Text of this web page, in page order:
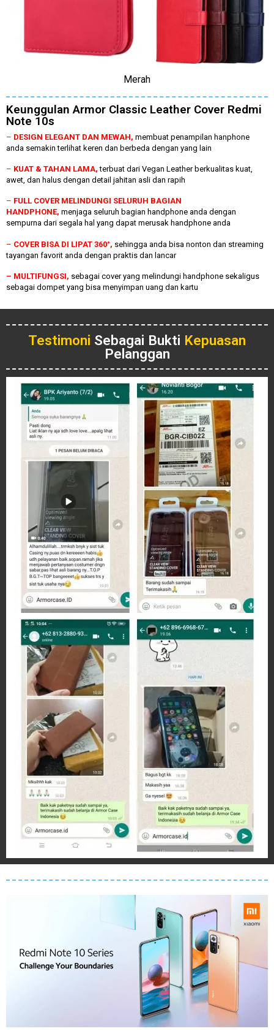
Merah
Keunggulan Armor Classic Leather Cover Redmi
Note 10s
– DESIGN ELEGANT DAN MEWAH, membuat penampilan hanphone
anda semakin terlihat keren dan berbeda dengan yang lain
– KUAT & TAHAN LAMA,terbuat dari Vegan Leather berkualitas kuat,
awet, dan halus dengan detail jahitan asli dan rapih
– FULL COVER MELINDUNGI SELURUH BAGIAN
HANDPHONE, menjaga seluruh bagian handphone anda dengan
sempurna dari segala hal yang dapat merusak handphone anda
– COVER BISA DI LIPAT 360°, sehingga anda bisa nonton dan streaming
tayangan favorit anda dengan praktis dan lancar
– MULTIFUNGSI, sebagai cover yang melindungi handphone sekaligus
sebagai dompet yang bisa menyimpan uang dan kartu
Testimoni Sebagai Bukti Kepuasan
Pelanggan